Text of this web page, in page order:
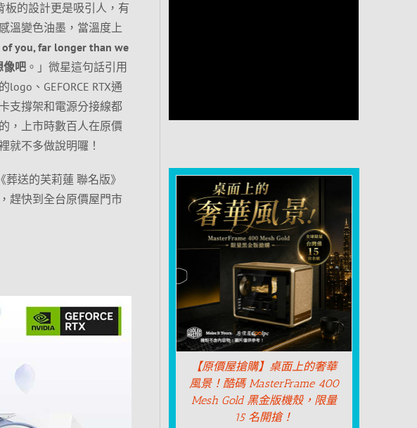
板的設計更是吸引人，有
溫變色油墨，當溫度上
you, far longer than we
像吧。」微星這句話引用
、GEFORCE RTX通
支撐架和電源分接線都
，上市時數百人在原價
就不多做說明囉！
葬送的芙莉蓮 聯名版》
趕快到全台原價屋門市
【原價屋搶購】桌面上的奢華
風景！酷碼 MasterFrame 400
Mesh Gold 黑金版機殼，限量
15 名開搶！